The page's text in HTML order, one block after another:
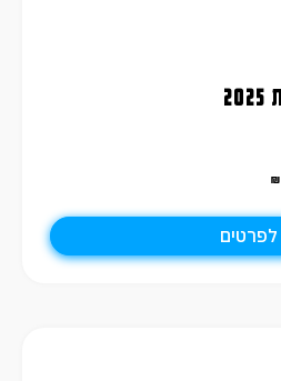
₪
לפרטים